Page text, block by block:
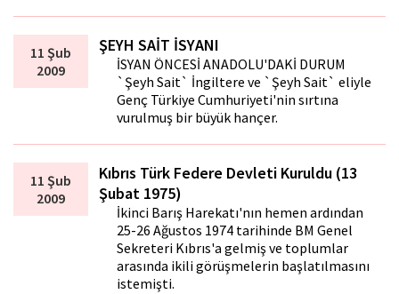
11 Şub
2009
ŞEYH SAİT İSYANI
İSYAN ÖNCESİ ANADOLU'DAKİ DURUM
`Şeyh Sait` İngiltere ve `Şeyh Sait` eliyle
Genç Türkiye Cumhuriyeti'nin sırtına
vurulmuş bir büyük hançer.
11 Şub
2009
Kıbrıs Türk Federe Devleti Kuruldu (13
Şubat 1975)
İkinci Barış Harekatı'nın hemen ardından
25-26 Ağustos 1974 tarihinde BM Genel
Sekreteri Kıbrıs'a gelmiş ve toplumlar
arasında ikili görüşmelerin başlatılmasını
istemişti.